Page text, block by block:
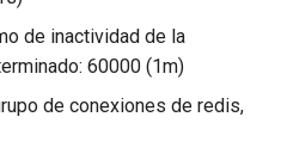
de inactividad de la
60000 (1m)
de conexiones de redis,